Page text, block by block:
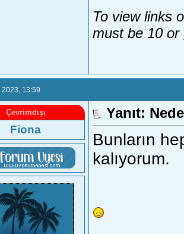
To view links
must be 10 or
2023 , 13:59
Çevrimdışı
Fiona
Yanıt:
Bunların
kalıyorum.